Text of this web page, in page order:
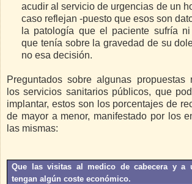
acudir al servicio de urgencias de un
caso reflejan -puesto que esos son
la patología que el paciente sufría
que tenía sobre la gravedad de su
no esa decisión.
Preguntados sobre algunas propuestas
los servicios sanitarios públicos, que
implantar, estos son los porcentajes de
de mayor a menor, manifestado por los
las mismas:
Que las visitas al medico de cabecera y a
tengan algún coste económico.